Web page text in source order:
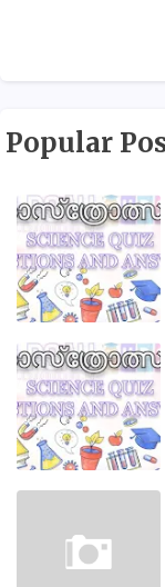
Popular